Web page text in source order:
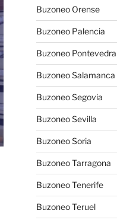
Buzoneo Orense
Buzoneo Palencia
Buzoneo Pontevedra
Buzoneo Salamanca
Buzoneo Segovia
Buzoneo Sevilla
Buzoneo Soria
Buzoneo Tarragona
Buzoneo Tenerife
Buzoneo Teruel